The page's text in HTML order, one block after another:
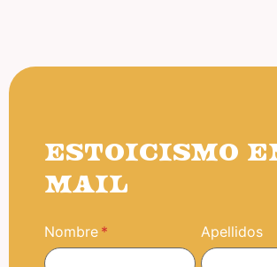
ESTOICISMO
MAIL
Nombre Apellidos